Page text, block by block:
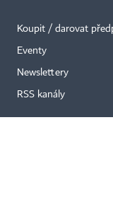
Koupit / darovat
Eventy
Newslettery
RSS kanály